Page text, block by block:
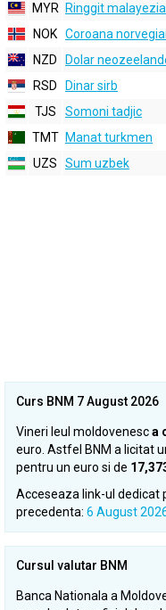
MYR
Ringgit
NOK Coroana
NZD
Dolar
RSD
Dinar sirb
TJS
Somoni tadjic
TMT Manat turkmen
UZS
Sum uzbek
Curs BNM 7 August 2026
Vineri leul moldovenesca
euro. Astfel BNM a licitat
pentru un euro si de
Acceseaza link-ul dedicat
precedenta: 6 August
Cursul valutar BNM
Banca Nationala a